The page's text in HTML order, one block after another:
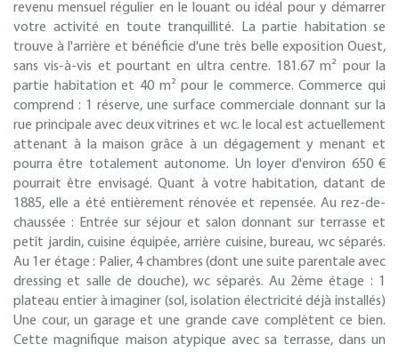
revenu mensuel régulier en le louant ou idéal pour y démarrer
votre activité en toute tranquillité. La partie habitation se
trouve à l'arrière et bénéficie d'une très belle exposition Ouest,
sans vis-à-vis et pourtant en ultra centre. 181.67 m² pour la
partie habitation et 40 m² pour le commerce. Commerce qui
comprend : 1 réserve, une surface commerciale donnant sur la
rue principale avec deux vitrines et wc. le local est actuellement
attenant à la maison grâce à un dégagement y menant et
pourra être totalement autonome. Un loyer d'environ 650 €
pourrait être envisagé. Quant à votre habitation, datant de
1885, elle a été entièrement rénovée et repensée. Au rez-de-
chaussée : Entrée sur séjour et salon donnant sur terrasse et
petit jardin, cuisine équipée, arrière cuisine, bureau, wc séparés.
Au 1er étage : Palier, 4 chambres (dont une suite parentale avec
dressing et salle de douche), wc séparés. Au 2ème étage : 1
plateau entier à imaginer (sol, isolation électricité déjà installés)
Une cour, un garage et une grande cave complètent ce bien.
Cette magnifique maison atypique avec sa terrasse, dans un